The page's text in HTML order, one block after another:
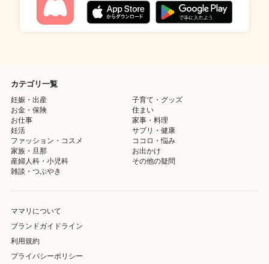
カテゴリ一覧
妊娠・出産
子育て・グッズ
お金・保険
住まい
お仕事
家事・料理
妊活
サプリ・健康
ファッション・コスメ
ココロ・悩み
家族・旦那
お出かけ
産婦人科・小児科
その他の疑問
雑談・つぶやき
ママリについて
ブランドガイドライン
利用規約
プライバシーポリシー